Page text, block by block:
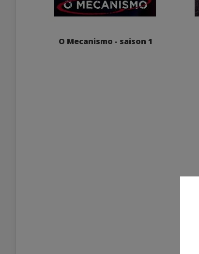
O Mecanismo - saison 1